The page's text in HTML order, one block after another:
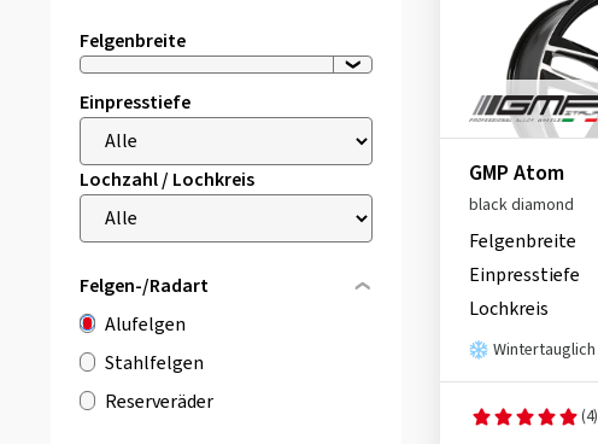
Felgenbreite
Einpresstiefe
Lochzahl / Lochkreis
Felgen-/Radart
Alufelgen
Stahlfelgen
Reserveräder
GMP Atom
black diamond
Felgenbreite
Einpresstiefe
Lochkreis
Wintertauglich
(4)